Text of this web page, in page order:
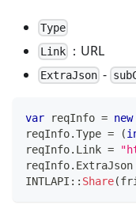
Type
Link
：URL
ExtraJson -
var reqInfo = new
reqInfo.Type = (
reqInfo. Link =
reqInfo. ExtraJson
INTLAPI :: Share(